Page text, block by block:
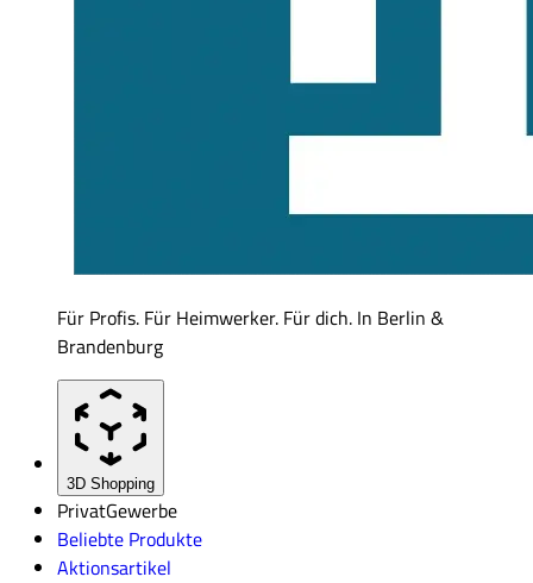
Für Profis. Für Heimwerker. Für dich. In Berlin &
Brandenburg
3D Shopping
PrivatGewerbe
Beliebte Produkte
Aktionsartikel